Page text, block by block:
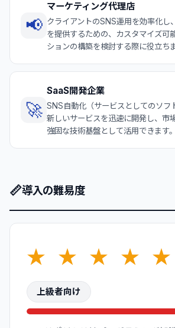
📢
マーケティング代理店
クライアントのSNS運用を効率化し
を提供するための、カスタマイズ可
ションの構築を検討する際に役立ちま
🚀
SaaS開発企業
SNS自動化（サービスとしてのソフ
新しいサービスを迅速に開発し、市
強固な技術基盤として活用できます。
📏導入の難易度
★ ★ ★ ★ ★
上級者向け